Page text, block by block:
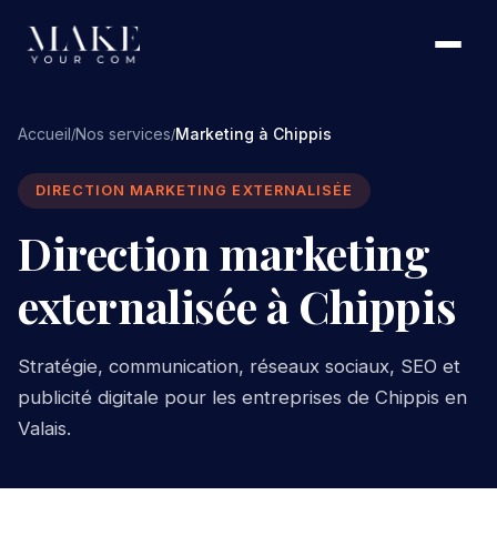
Accueil/Nos services/Marketing à Chippis
DIRECTION MARKETING EXTERNALISÉE
Direction marketing
externalisée à Chippis
Stratégie, communication, réseaux sociaux, SEO et
publicité digitale pour les entreprises de Chippis en
Valais.